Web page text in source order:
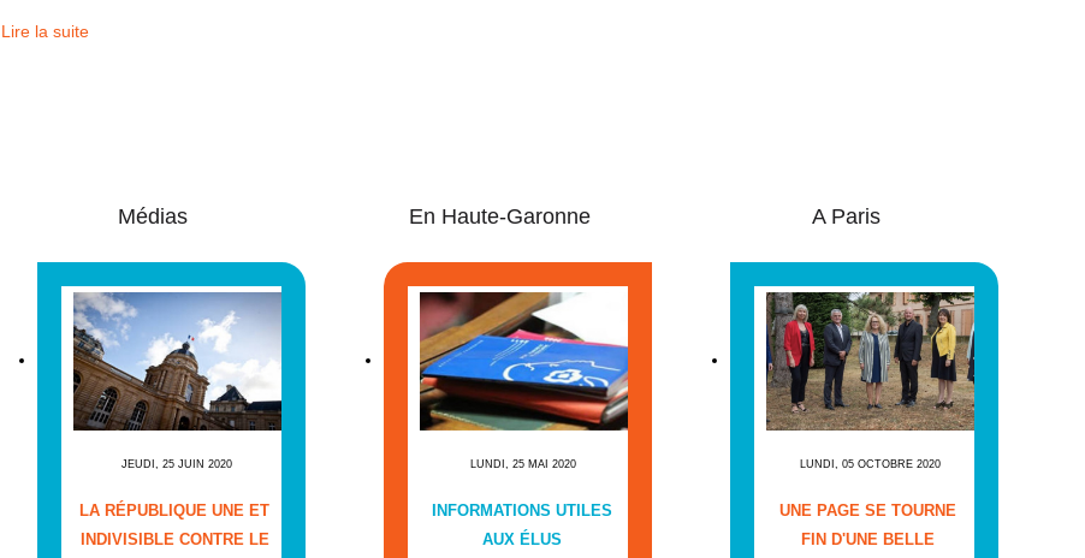
Lire la suite
Médias
JEUDI, 25 JUIN 2020
LA RÉPUBLIQUE UNE ET
INDIVISIBLE CONTRE LE
En Haute-Garonne
LUNDI, 25 MAI 2020
INFORMATIONS UTILES
AUX ÉLUS
A Paris
LUNDI, 05 OCTOBRE 2020
UNE PAGE SE TOURNE
FIN D'UNE BELLE